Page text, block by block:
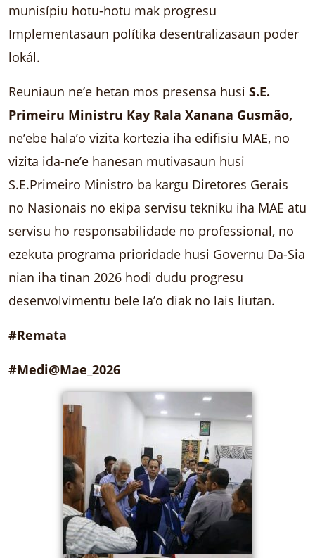
munisípiu hotu-hotu mak progresu
Implementasaun polítika desentralizasaun poder
lokál.
Reuniaun ne’e hetan mos presensa husi S.E.
Primeiru Ministru Kay Rala Xanana Gusmão,
ne’ebe hala’o vizita kortezia iha edifisiu MAE, no
vizita ida-ne’e hanesan mutivasaun husi
S.E.Primeiro Ministro ba kargu Diretores Gerais
no Nasionais no ekipa servisu tekniku iha MAE atu
servisu ho responsabilidade no professional, no
ezekuta programa prioridade husi Governu Da-Sia
nian iha tinan 2026 hodi dudu progresu
desenvolvimentu bele la’o diak no lais liutan.
#Remata
#Medi@Mae_2026